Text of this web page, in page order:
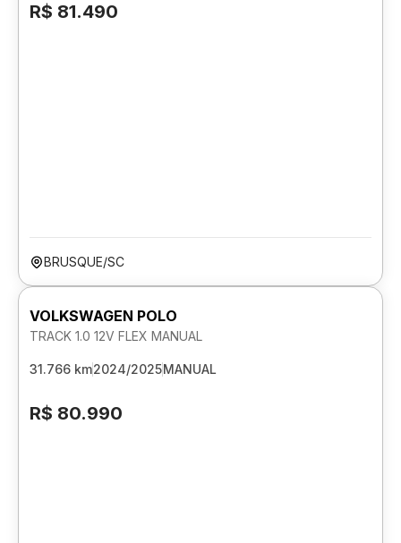
R$ 81.490
BRUSQUE/SC
VOLKSWAGEN POLO
TRACK 1.0 12V FLEX MANUAL
31.766 km2024/2025MANUAL
R$ 80.990